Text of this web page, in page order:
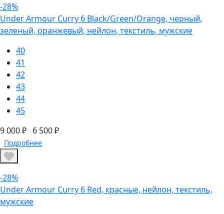
-28%
Under Armour Curry 6 Black/Green/Orange, черный,
зеленый, оранжевый, нейлон, текстиль, мужские
40
41
42
43
44
45
9 000 ₽ 6 500 ₽
Подробнее
-28%
Under Armour Curry 6 Red, красные, нейлон, текстиль,
мужские